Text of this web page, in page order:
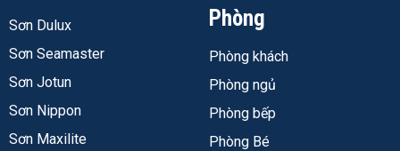
Sản phẩm phù hợp với các ứng dụng sau:
Bảo vệ kết cấu thép trong môi trường khí quyển: nhà
xưởng, cầu thép, bồn bể, giàn giáo, mái tôn công
nghiệp
Sơn Dulux
Sơn Seamaster
Sơn Jotun
Sơn Nippon
Sơn Maxilite
Phòng
Phòng khách
Phòng ngủ
Phòng bếp
Phòng Bé